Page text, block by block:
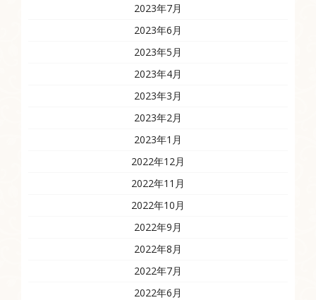
2023年7月
2023年6月
2023年5月
2023年4月
2023年3月
2023年2月
2023年1月
2022年12月
2022年11月
2022年10月
2022年9月
2022年8月
2022年7月
2022年6月